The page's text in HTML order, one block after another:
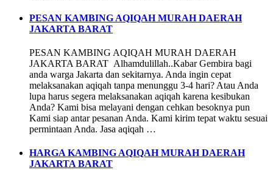
PESAN KAMBING AQIQAH MURAH DAERAH
JAKARTA BARAT
PESAN KAMBING AQIQAH MURAH DAERAH
JAKARTA BARAT Alhamdulillah..Kabar Gembira bagi
anda warga Jakarta dan sekitarnya. Anda ingin cepat
melaksanakan aqiqah tanpa menunggu 3-4 hari? Atau Anda
lupa harus segera melaksanakan aqiqah karena kesibukan
Anda? Kami bisa melayani dengan cehkan besoknya pun
Kami siap antar pesanan Anda. Kami kirim tepat waktu sesuai
permintaan Anda. Jasa aqiqah …
HARGA KAMBING AQIQAH MURAH DAERAH
JAKARTA BARAT